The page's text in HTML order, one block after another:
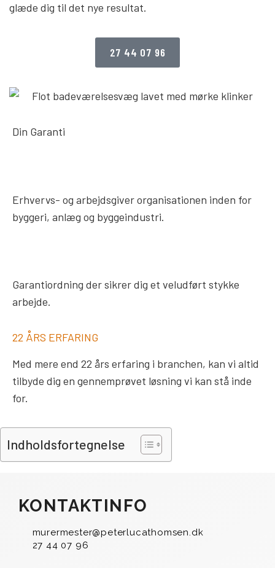
glæde dig til det nye resultat.
27 44 07 96
Din Garanti
Erhvervs- og arbejdsgiver organisationen inden for
byggeri, anlæg og byggeindustri.
Garantiordning der sikrer dig et veludført stykke
arbejde.
22 ÅRS ERFARING
Med mere end 22 års erfaring i branchen, kan vi altid
tilbyde dig en gennemprøvet løsning vi kan stå inde
for.
Indholdsfortegnelse
KONTAKTINFO
murermester@peterlucathomsen.dk
27 44 07 96